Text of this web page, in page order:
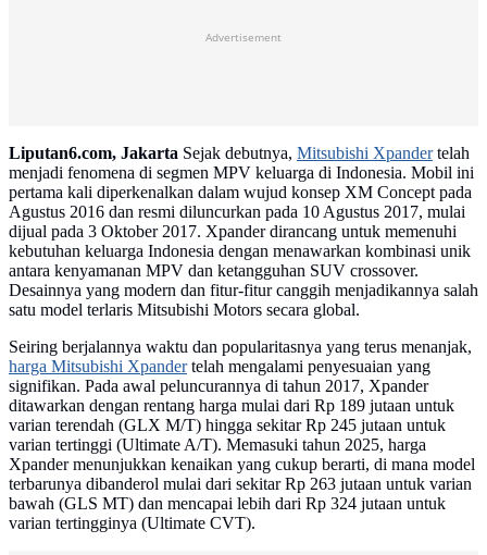
Advertisement
Liputan6.com, Jakarta Sejak debutnya, Mitsubishi Xpandertelah
menjadi fenomena di segmen MPV keluarga di Indonesia. Mobil ini
pertama kali diperkenalkan dalam wujud konsep XM Concept pada
Agustus 2016 dan resmi diluncurkan pada 10 Agustus 2017, mulai
dijual pada 3 Oktober 2017. Xpander dirancang untuk memenuhi
kebutuhan keluarga Indonesia dengan menawarkan kombinasi unik
antara kenyamanan MPV dan ketangguhan SUV crossover.
Desainnya yang modern dan fitur-fitur canggih menjadikannya salah
satu model terlaris Mitsubishi Motors secara global.
Seiring berjalannya waktu dan popularitasnya yang terus menanjak,
harga Mitsubishi Xpandertelah mengalami penyesuaian yang
signifikan. Pada awal peluncurannya di tahun 2017, Xpander
ditawarkan dengan rentang harga mulai dari Rp 189 jutaan untuk
varian terendah (GLX M/T) hingga sekitar Rp 245 jutaan untuk
varian tertinggi (Ultimate A/T). Memasuki tahun 2025, harga
Xpander menunjukkan kenaikan yang cukup berarti, di mana model
terbarunya dibanderol mulai dari sekitar Rp 263 jutaan untuk varian
bawah (GLS MT) dan mencapai lebih dari Rp 324 jutaan untuk
varian tertingginya (Ultimate CVT).